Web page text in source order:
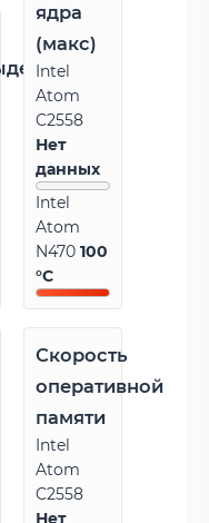
ядра
(макс)
Intel
Atom
C2558
Нет
данных
Intel
Atom
N470100
°C
Скорость
оперативной
памяти
Intel
Atom
C2558
Нет